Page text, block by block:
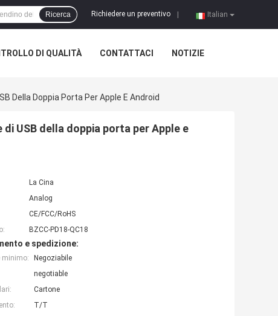
Italian
Richiedere un preventivo
Ricerca
DI QUALITÀ CONTATTACI NOTIZIE
Della Doppia Porta Per Apple E Android
USB della doppia porta per Apple e
La Cina
Analog
CE/FCC/RoHS
BZCC-PD18-QC18
e spedizione:
minimo:
Negoziabile
negotiable
Cartone
T/T